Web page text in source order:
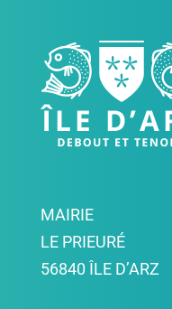
MAIRIE
LE PRIEURÉ
56840 ÎLE D’ARZ